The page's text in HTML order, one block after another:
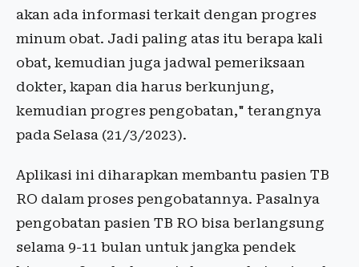
akan ada informasi terkait dengan progres
minum obat. Jadi paling atas itu berapa kali
obat, kemudian juga jadwal pemeriksaan
dokter, kapan dia harus berkunjung,
kemudian progres pengobatan," terangnya
pada Selasa (21/3/2023).
Aplikasi ini diharapkan membantu pasien TB
RO dalam proses pengobatannya. Pasalnya
pengobatan pasien TB RO bisa berlangsung
selama 9-11 bulan untuk jangka pendek